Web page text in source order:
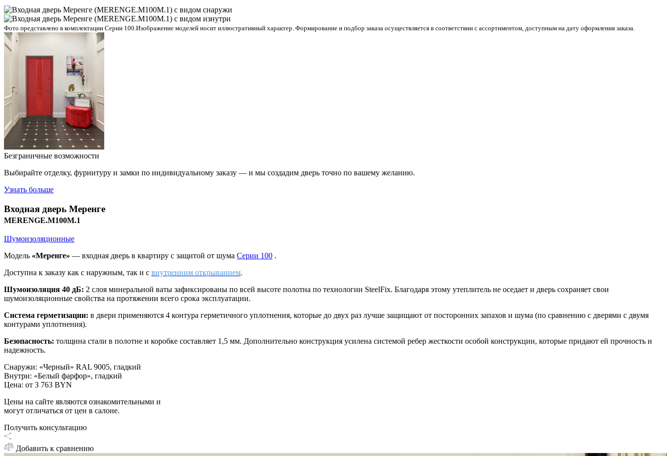
Фото представлено в комплектации Серии 100.Изображение моделей носит иллюстративный характер. Формирование и подбор заказа осуществляется в соответствии с ассортиментом, доступным на дату оформления заказа.
Безграничные возможности
Выбирайте отделку, фурнитуру и замки по индивидуальному заказу — и мы создадим дверь точно по вашему желанию.
Узнать больше
Входная дверь Меренге
MERENGE.M100M.1
Шумоизоляционные
Модель «Меренге» — входная дверь в квартиру с защитой от шума Серии 100 .
Доступна к заказу как с наружным, так и с внутренним открыванием.
Шумоизоляция 40 дБ: 2 слоя минеральной ваты зафиксированы по всей высоте полотна по технологии SteelFix. Благодаря этому утеплитель не оседает и дверь сохраняет свои
шумоизоляционные свойства на протяжении всего срока эксплуатации.
Система герметизации: в двери применяются 4 контура герметичного уплотнения, которые до двух раз лучше защищают от посторонних запахов и шума (по сравнению с дверями с двумя
контурами уплотнения).
Безопасность: толщина стали в полотне и коробке составляет 1,5 мм. Дополнительно конструкция усилена системой ребер жесткости особой конструкции, которые придают ей прочность и
надежность.
Снаружи: «Черный» RAL 9005, гладкий
Внутри: «Белый фарфор», гладкий
Цена: от 3 763 BYN
Цены на сайте являются ознакомительными и
могут отличаться от цен в салоне.
Получить консультацию
Добавить к сравнению